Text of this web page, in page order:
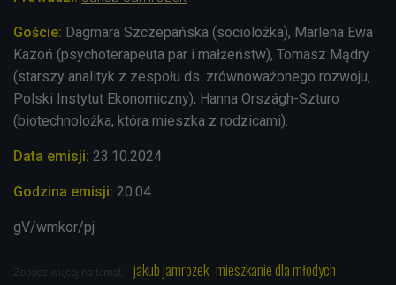
Goście: Dagmara Szczepańska (sociolożka), Marlena Ewa
Kazoń (psychoterapeuta par i małżeństw), Tomasz Mądry
(starszy analityk z zespołu ds. zrównoważonego rozwoju,
Polski Instytut Ekonomiczny), Hanna Országh-Szturo
(biotechnolożka, która mieszka z rodzicami).
Data emisji: 23.10.2024
Godzina emisji: 20.04
gV/wmkor/pj
Zobacz więcej na temat: jakub jamrozek mieszkanie dla młodych